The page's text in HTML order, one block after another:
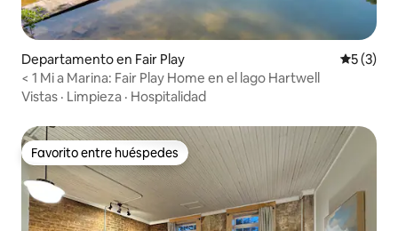
Departamento en Fair Play
5 (3)
< 1 Mi a Marina: Fair Play Home en el lago Hartwell
Vistas · Limpieza · Hospitalidad
Favorito entre huéspedes
Favorito entre huéspedes